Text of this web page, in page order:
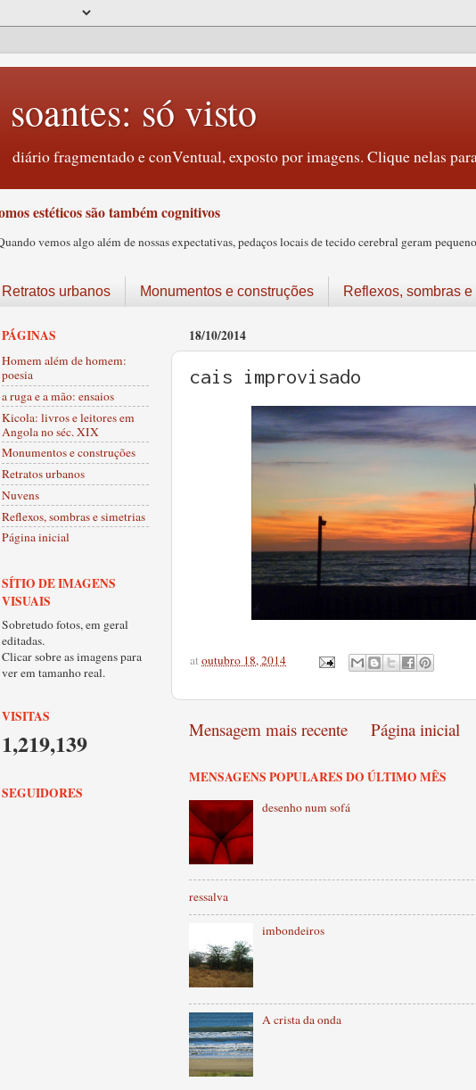
soantes: só visto
diário fragmentado e conVentual, exposto por imagens. Clique nelas
estéticos são também cognitivos
vemos algo além de nossas expectativas, pedaços locais de tecido cerebral geram
Retratos urbanos Monumentos e construções Reflexos, sombras
18/10/2014
cais improvisado
atoutubro 18, 2014
Mensagem mais recente Página inicial
MENSAGENS POPULARES DO ÚLTIMO MÊS
desenho num sofá
ressalva
imbondeiros
A crista da onda
PÁGINAS
Homem além de homem:
poesia
a ruga e a mão: ensaios
Kicola: livros e leitores em
Angola no séc. XIX
Monumentos e construções
Retratos urbanos
Nuvens
Reflexos, sombras e simetrias
Página inicial
SÍTIO DE IMAGENS
VISUAIS
Sobretudo fotos, em geral
editadas.
Clicar sobre as imagens para
ver em tamanho real.
VISITAS
1,219,139
SEGUIDORES